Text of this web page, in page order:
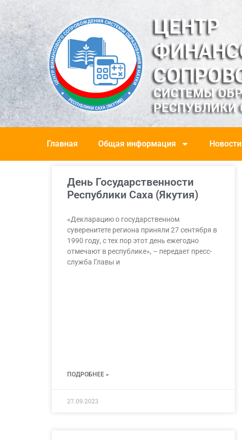
Главная Общая информация Новости
День Государственности
Республики Саха (Якутия)
«Декларацию о государственном
суверенитете региона приняли 27 сентября в
1990 году, с тех пор этот день ежегодно
отмечают в республике», – передает пресс-
служба Главы и
ПОДРОБНЕЕ »
27.09.2023